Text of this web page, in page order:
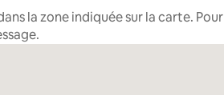
la zone indiquée sur la carte. Pour